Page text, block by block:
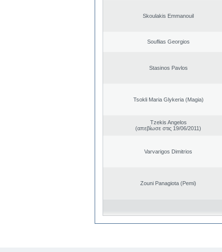
Skoulakis Emmanouil
Souflias Georgios
Stasinos Pavlos
Tsokli Maria Glykeria (Magia)
Tzekis Angelos
(απεβίωσε στις 19/06/2011)
Varvarigos Dimitrios
Zouni Panagiota (Pemi)